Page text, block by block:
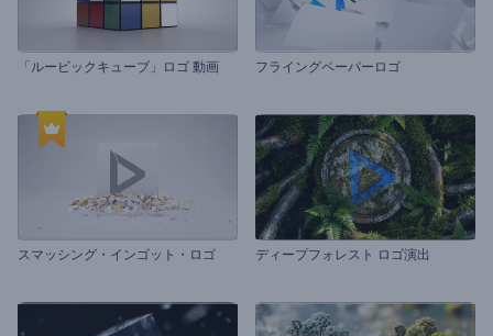
「ルービックキューブ」ロゴ 動画 フライングペーパーロゴ
スマッシング・インゴット・ロゴ ディープフォレスト ロゴ演出